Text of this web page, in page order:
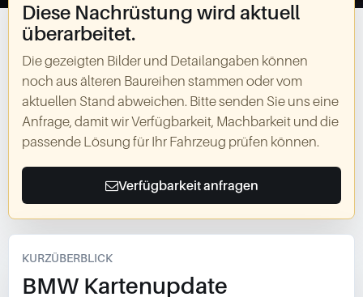
Diese Nachrüstung wird aktuell
überarbeitet.
Die gezeigten Bilder und Detailangaben können
noch aus älteren Baureihen stammen oder vom
aktuellen Stand abweichen. Bitte senden Sie uns eine
Anfrage, damit wir Verfügbarkeit, Machbarkeit und die
passende Lösung für Ihr Fahrzeug prüfen können.
Verfügbarkeit anfragen
KURZÜBERBLICK
BMW Kartenupdate